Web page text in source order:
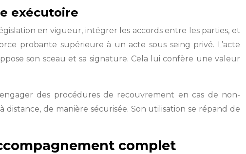
exécutoire
en vigueur, intégrer les accords entre les parties, et
probante supérieure à un acte sous seing privé. L’acte
son sceau et sa signature. Cela lui confère une valeur
des procédures de recouvrement en cas de non-
de manière sécurisée. Son utilisation se répand de
complet